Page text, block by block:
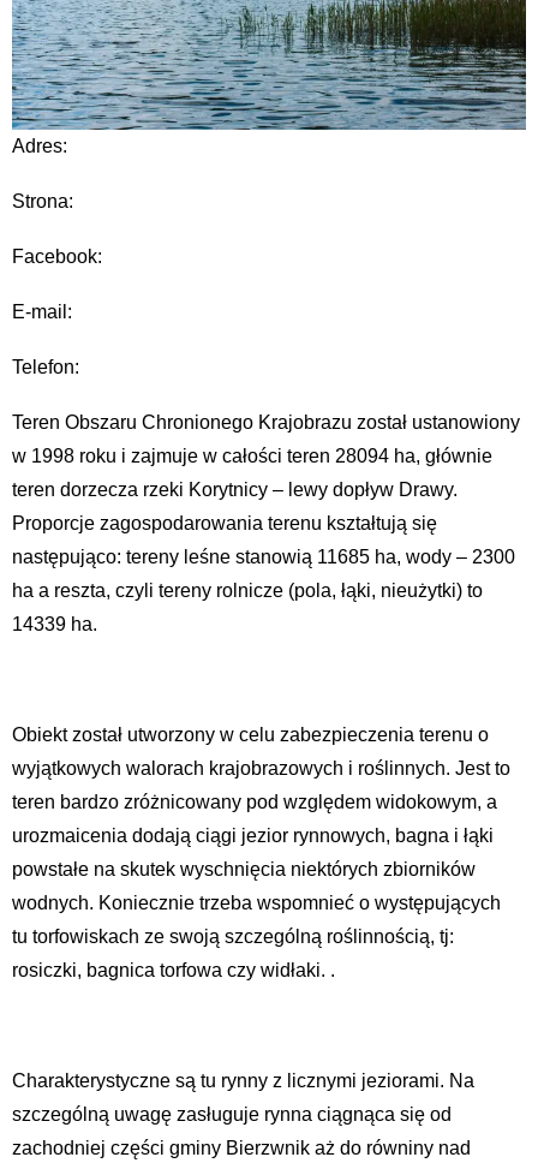
Adres:
Strona:
Facebook:
E-mail:
Telefon:
Teren Obszaru Chronionego Krajobrazu został ustanowiony
w 1998 roku i zajmuje w całości teren 28094 ha, głównie
teren dorzecza rzeki Korytnicy – lewy dopływ Drawy.
Proporcje zagospodarowania terenu kształtują się
następująco: tereny leśne stanowią 11685 ha, wody – 2300
ha a reszta, czyli tereny rolnicze (pola, łąki, nieużytki) to
14339 ha.
Obiekt został utworzony w celu zabezpieczenia terenu o
wyjątkowych walorach krajobrazowych i roślinnych. Jest to
teren bardzo zróżnicowany pod względem widokowym, a
urozmaicenia dodają ciągi jezior rynnowych, bagna i łąki
powstałe na skutek wyschnięcia niektórych zbiorników
wodnych. Koniecznie trzeba wspomnieć o występujących
tu torfowiskach ze swoją szczególną roślinnością, tj:
rosiczki, bagnica torfowa czy widłaki. .
Charakterystyczne są tu rynny z licznymi jeziorami. Na
szczególną uwagę zasługuje rynna ciągnąca się od
zachodniej części gminy Bierzwnik aż do równiny nad